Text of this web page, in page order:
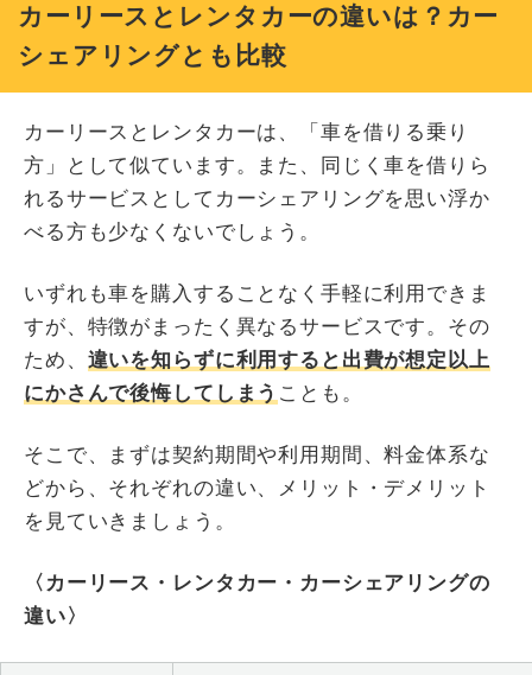
カーリースとレンタカーの違いは？カー
シェアリングとも比較
カーリースとレンタカーは、「車を借りる乗り
方」として似ています。また、同じく車を借りら
れるサービスとしてカーシェアリングを思い浮か
べる方も少なくないでしょう。
いずれも車を購入することなく手軽に利用できま
すが、特徴がまったく異なるサービスです。その
ため、 違いを知らずに利用すると出費が想定以上
にかさんで後悔してしまう ことも。
そこで、まずは契約期間や利用期間、料金体系な
どから、それぞれの違い、メリット・デメリット
を見ていきましょう。
〈カーリース・レンタカー・カーシェアリングの
違い〉